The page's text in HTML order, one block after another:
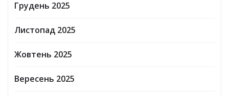
Грудень 2025
Листопад 2025
Жовтень 2025
Вересень 2025